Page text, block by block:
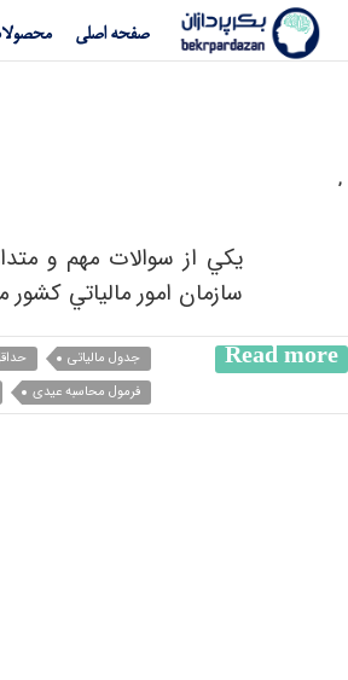
صفحه اصلی
,
يكي از سوالات مهم و
سازمان امور مالياتي
جدول مالیاتی
فرمول محاسبه عیدی
Read more